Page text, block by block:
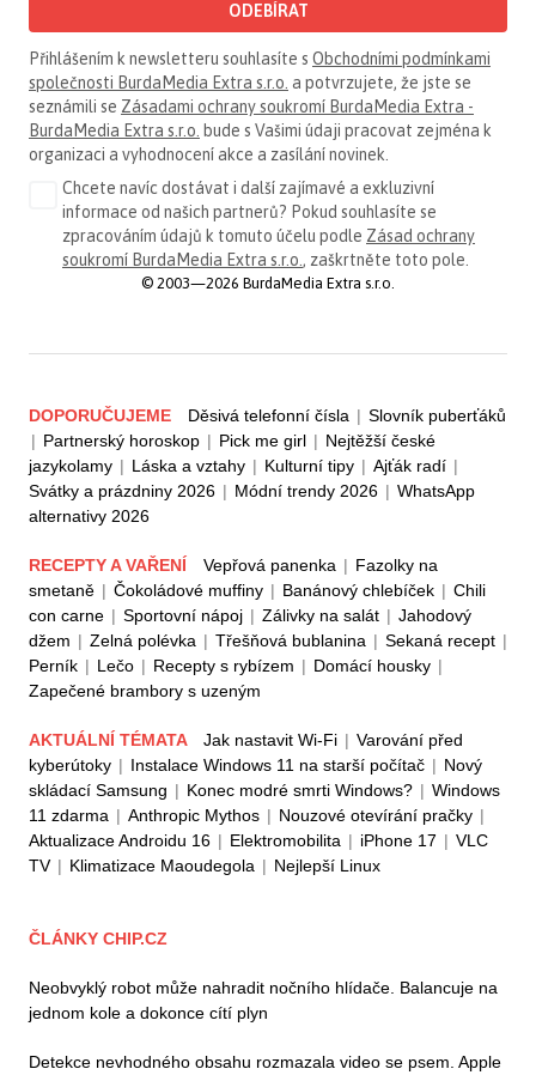
ODEBÍRAT
Přihlášením k newsletteru souhlasíte s Obchodními podmínkami
společnosti BurdaMedia Extra s.r.o. a potvrzujete, že jste se
seznámili se Zásadami ochrany soukromí BurdaMedia Extra -
BurdaMedia Extra s.r.o. bude s Vašimi údaji pracovat zejména k
organizaci a vyhodnocení akce a zasílání novinek.
Chcete navíc dostávat i další zajímavé a exkluzivní
informace od našich partnerů? Pokud souhlasíte se
zpracováním údajů k tomuto účelu podle Zásad ochrany
soukromí BurdaMedia Extra s.r.o., zaškrtněte toto pole.
© 2003—2026 BurdaMedia Extra s.r.o.
DOPORUČUJEME Děsivá telefonní čísla | Slovník puberťáků
| Partnerský horoskop | Pick me girl | Nejtěžší české
jazykolamy | Láska a vztahy | Kulturní tipy | Ajťák radí |
Svátky a prázdniny 2026 | Módní trendy 2026 | WhatsApp
alternativy 2026
RECEPTY A VAŘENÍ Vepřová panenka | Fazolky na
smetaně | Čokoládové muffiny | Banánový chlebíček | Chili
con carne | Sportovní nápoj | Zálivky na salát | Jahodový
džem | Zelná polévka | Třešňová bublanina | Sekaná recept |
Perník | Lečo | Recepty s rybízem | Domácí housky |
Zapečené brambory s uzeným
AKTUÁLNÍ TÉMATA Jak nastavit Wi-Fi | Varování před
kyberútoky | Instalace Windows 11 na starší počítač | Nový
skládací Samsung | Konec modré smrti Windows? | Windows
11 zdarma | Anthropic Mythos | Nouzové otevírání pračky |
Aktualizace Androidu 16 | Elektromobilita | iPhone 17 | VLC
TV | Klimatizace Maoudegola | Nejlepší Linux
ČLÁNKY CHIP.CZ
Neobvyklý robot může nahradit nočního hlídače. Balancuje na
jednom kole a dokonce cítí plyn
Detekce nevhodného obsahu rozmazala video se psem. Apple